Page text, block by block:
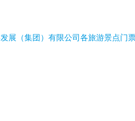
展（集团）有限公司各旅游景点门